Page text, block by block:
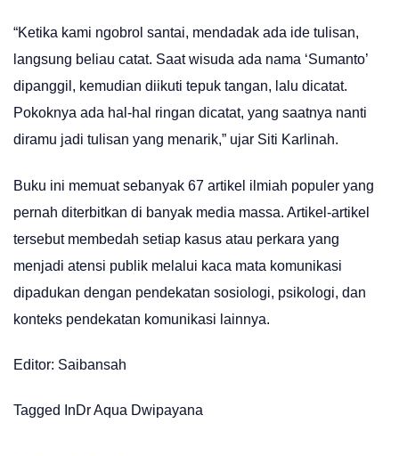
“Ketika kami ngobrol santai, mendadak ada ide tulisan,
langsung beliau catat. Saat wisuda ada nama ‘Sumanto’
dipanggil, kemudian diikuti tepuk tangan, lalu dicatat.
Pokoknya ada hal-hal ringan dicatat, yang saatnya nanti
diramu jadi tulisan yang menarik,” ujar Siti Karlinah.
Buku ini memuat sebanyak 67 artikel ilmiah populer yang
pernah diterbitkan di banyak media massa. Artikel-artikel
tersebut membedah setiap kasus atau perkara yang
menjadi atensi publik melalui kaca mata komunikasi
dipadukan dengan pendekatan sosiologi, psikologi, dan
konteks pendekatan komunikasi lainnya.
Editor: Saibansah
Tagged InDr Aqua Dwipayana